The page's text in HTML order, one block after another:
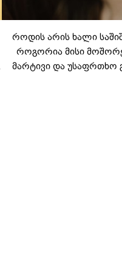
როდის არის ხალი
როგორია მისი
მარტივი და უსაფრთხო